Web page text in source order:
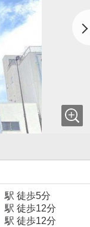
駅 徒歩5分
駅 徒歩12分
駅 徒歩12分